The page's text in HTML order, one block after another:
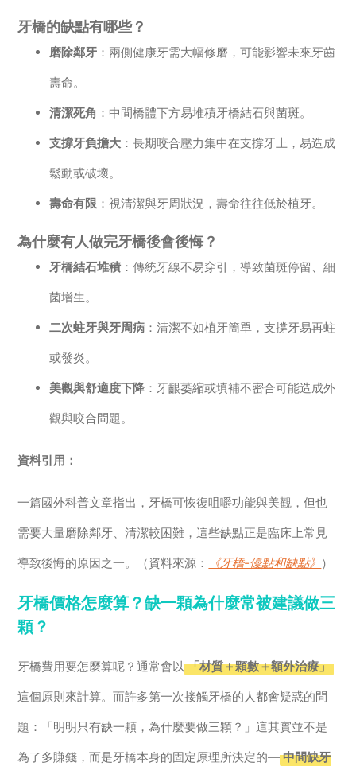
牙橋的缺點有哪些？
磨除鄰牙 ：兩側健康牙需大幅修磨，可能影響未來牙齒
壽命。
清潔死角 ：中間橋體下方易堆積牙橋結石與菌斑。
支撐牙負擔大 ：長期咬合壓力集中在支撐牙上，易造成
鬆動或破壞。
壽命有限 ：視清潔與牙周狀況，壽命往往低於植牙。
為什麼有人做完牙橋後會後悔？
牙橋結石堆積 ：傳統牙線不易穿引，導致菌斑停留、細
菌增生。
二次蛀牙與牙周病 ：清潔不如植牙簡單，支撐牙易再蛀
或發炎。
美觀與舒適度下降 ：牙齦萎縮或填補不密合可能造成外
觀與咬合問題。
資料引用：
一篇國外科普文章指出，牙橋可恢復咀嚼功能與美觀，但也
需要大量磨除鄰牙、清潔較困難，這些缺點正是臨床上常見
導致後悔的原因之一。（資料來源：
《牙橋-優點和缺點》 ）
牙橋價格怎麼算？缺一顆為什麼常被建議做三
顆？
牙橋費用要怎麼算呢？通常會以 「材質＋顆數＋額外治療」
這個原則來計算。而許多第一次接觸牙橋的人都會疑惑的問
題：「明明只有缺一顆，為什麼要做三顆？」這其實並不是
為了多賺錢，而是牙橋本身的固定原理所決定的— 中間缺牙